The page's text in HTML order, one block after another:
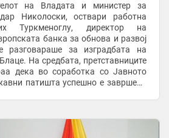
на Владата и министер за
Николоски, оствари работна
Туркменоглу, директор на
банка за обнова и развој
разговараше за изградбата на
На средбата, претставниците
дека во соработка со Јавното
патишта успешно е завршена